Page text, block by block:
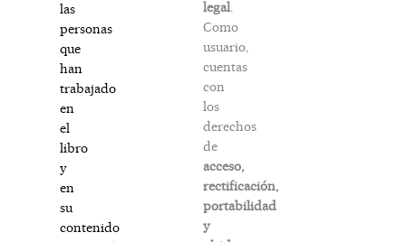
las
personas
que
han
trabajado
en
el
libro
y
en
su
contenido
legal.
Como
usuario,
cuentas
con
los
derechos
de
acceso,
rectificación,
portabilidad
y